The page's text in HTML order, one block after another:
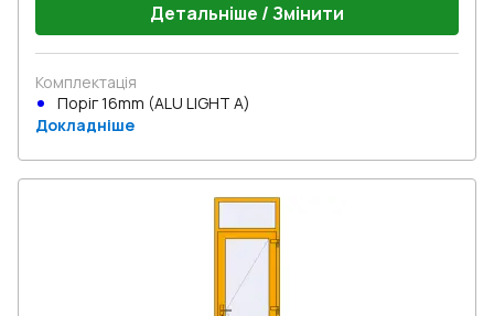
Детальніше / Змінити
Комплектація
Поріг 16mm (ALU LIGHT A)
Докладніше